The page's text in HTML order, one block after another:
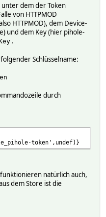
unter dem der Token
von HTTPMOD
HTTPMOD), dem Device-
und dem Key (hier pihole-
.
Schlüsselname:
durch
token',undef)}
natürlich auch,
dem Store ist die